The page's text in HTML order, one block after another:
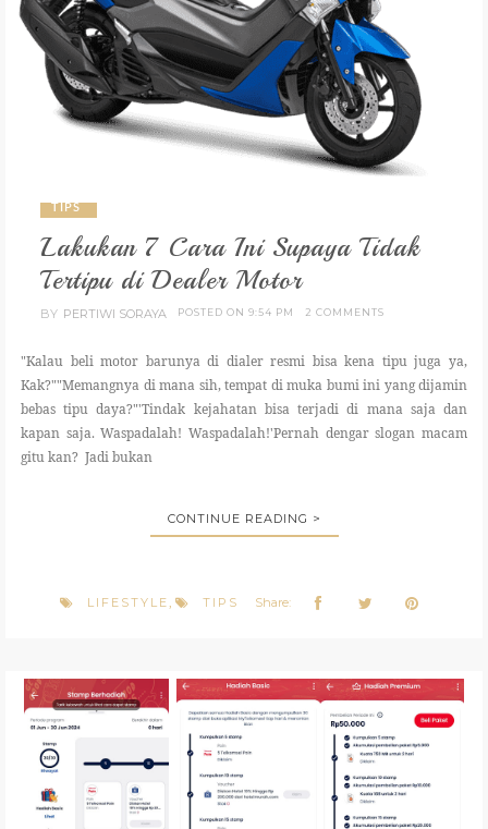
TIPS
Lakukan 7 Cara Ini Supaya Tidak
Tertipu di Dealer Motor
BY PERTIWI SORAYA POSTED ON 9:54 PM 2 COMMENTS
"Kalau beli motor barunya di dialer resmi bisa kena tipu juga ya,
Kak?""Memangnya di mana sih, tempat di muka bumi ini yang dijamin
bebas tipu daya?"'Tindak kejahatan bisa terjadi di mana saja dan
kapan saja. Waspadalah! Waspadalah!'Pernah dengar slogan macam
gitu kan? Jadi bukan
CONTINUE READING >
LIFESTYLE TIPS Share: